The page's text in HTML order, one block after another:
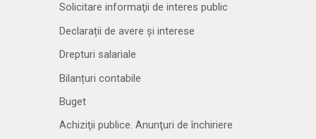
Solicitare informaţii de interes public
Declarații de avere și interese
Drepturi salariale
Bilanțuri contabile
Buget
Achiziţii publice. Anunţuri de închiriere